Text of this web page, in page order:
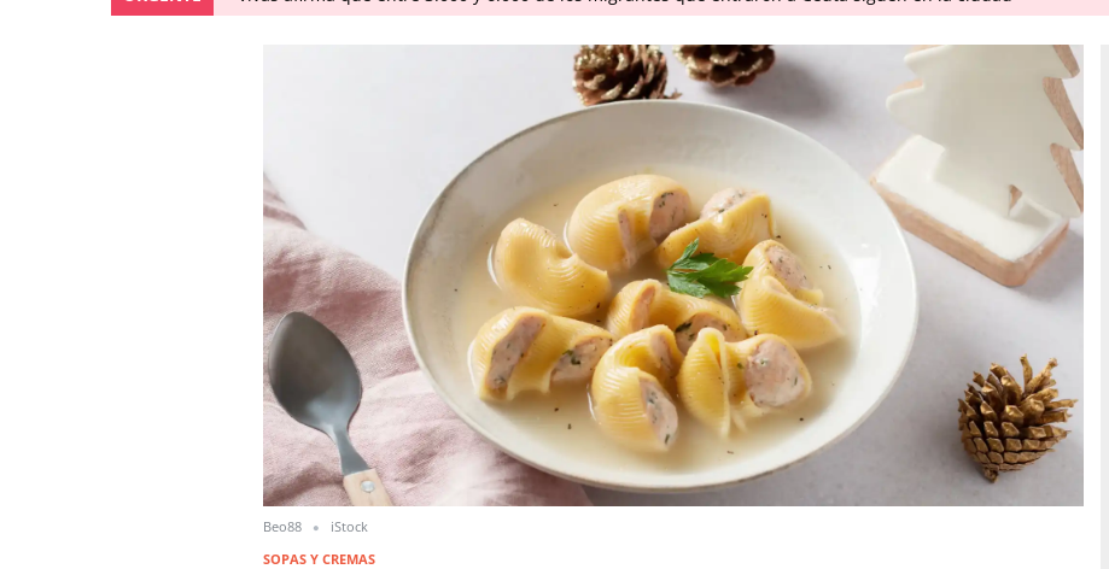
Beo88
iStock
SOPAS Y CREMAS